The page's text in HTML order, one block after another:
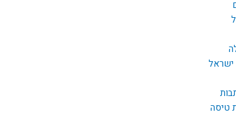
ישראל
טיסה